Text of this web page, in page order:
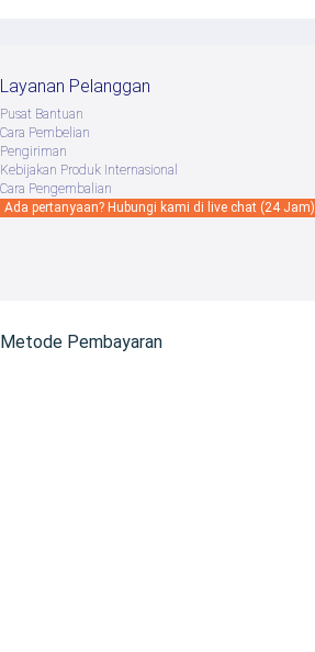
Layanan Pelanggan
Pusat Bantuan
Cara Pembelian
Pengiriman
Kebijakan Produk Internasional
Cara Pengembalian
Ada pertanyaan? Hubungi kami di live chat (24 Jam)
Metode Pembayaran